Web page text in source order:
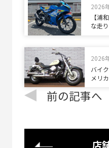
2026
【浦
な走
2026
バイ
メリ
R
前の記事へ
店